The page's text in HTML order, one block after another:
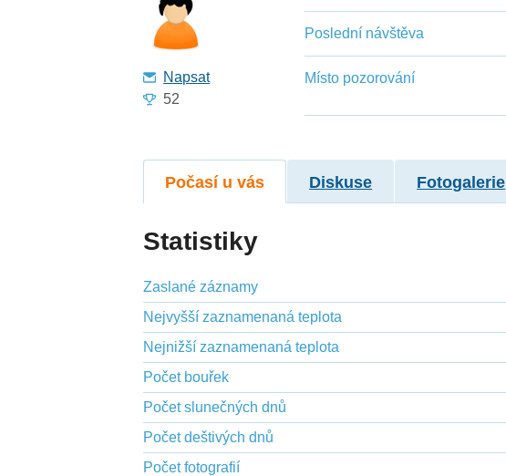
Napsat
52
Poslední návštěva
Místo pozorování
Počasí u vás Diskuse Fotogalerie
Statistiky
Zaslané záznamy
Nejvyšší zaznamenaná teplota
Nejnižší zaznamenaná teplota
Počet bouřek
Počet slunečných dnů
Počet deštivých dnů
Počet fotografií